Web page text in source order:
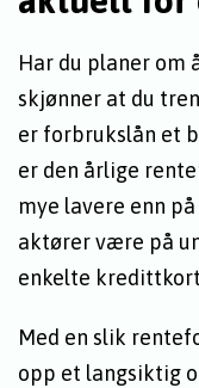
Har du planer om
skjønner at du
er forbrukslån et
er den årlige
mye lavere enn
aktører være på
enkelte
Med en slik
opp et langsiktig